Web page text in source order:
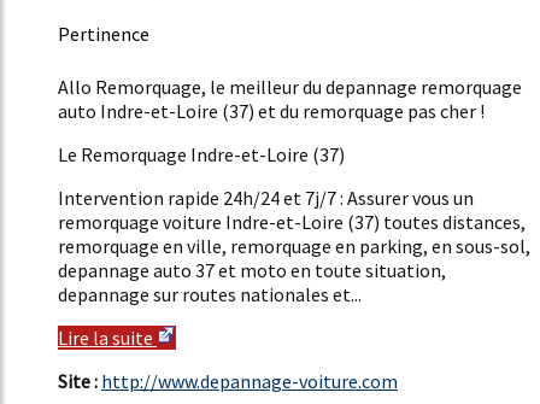
Pertinence
Allo Remorquage, le meilleur du depannage remorquage
auto Indre-et-Loire (37) et du remorquage pas cher !
Le Remorquage Indre-et-Loire (37)
Intervention rapide 24h/24 et 7j/7 : Assurer vous un
remorquage voiture Indre-et-Loire (37) toutes distances,
remorquage en ville, remorquage en parking, en sous-sol,
depannage auto 37 et moto en toute situation,
depannage sur routes nationales et...
Lire la suite
Site : http://www.depannage-voiture.com